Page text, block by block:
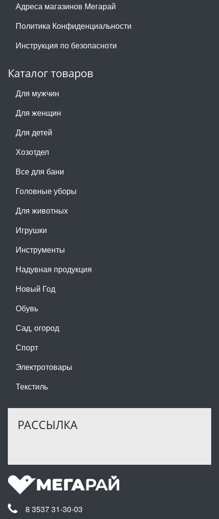
Адреса магазинов Мегарай
Политика Конфиденциальности
Инструкция по безопасноти
Каталог товаров
Для мужчин
Для женщин
Для детей
Хозотдел
Все для бани
Головные уборы
Для животных
Игрушки
Инструменты
Надувная продукция
Новый Год
Обувь
Сад, огород
Спорт
Электротовары
Текстиль
РАССЫЛКА
8 3537 31-30-03